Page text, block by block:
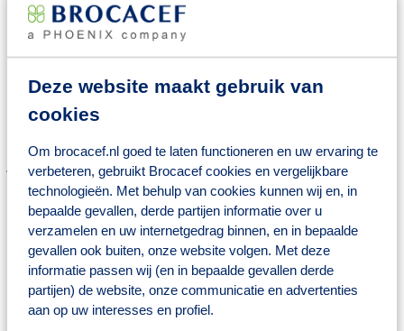
Deze website maakt gebruik van
cookies
Om brocacef.nl goed te laten functioneren en uw ervaring te
verbeteren, gebruikt Brocacef cookies en vergelijkbare
technologieën. Met behulp van cookies kunnen wij en, in
bepaalde gevallen, derde partijen informatie over u
verzamelen en uw internetgedrag binnen, en in bepaalde
gevallen ook buiten, onze website volgen. Met deze
informatie passen wij (en in bepaalde gevallen derde
partijen) de website, onze communicatie en advertenties
aan op uw interesses en profiel.
In welke regio ga jij het verschil maken?
in omgeving Bergen op Zoom een assistente die een beetje
reisafstand niet schuwt. In ruil daarvoor krijg je naast de standaard
arbeidsvoorwaarden een BENU auto die je ook privé mag
en een Farmaceutisch Manager. Op termijn is het ook mogelijk
jezelf bezig te houden met (zorg)projecten binnen de diverse
apotheken. Afhankelijk van je werkervaring is indeling in schaal 7
mogelijk.
Wat jij hiervoor terug krijgt
Een salaris conform CAO Apotheken (afhankelijk van kennis
en ervaring en op basis van een 36-urige werkweek)
25 vakantiedagen op basis van 36-urige werkweek
Pensioenregeling